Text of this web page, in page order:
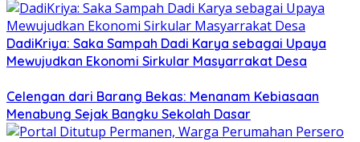
DadiKriya: Saka Sampah Dadi Karya sebagai Upaya
Mewujudkan Ekonomi Sirkular Masyarrakat Desa
Celengan dari Barang Bekas: Menanam Kebiasaan
Menabung Sejak Bangku Sekolah Dasar